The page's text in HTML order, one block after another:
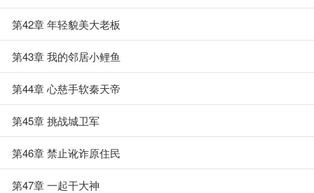
第42章 年轻貌美大老板
第43章 我的邻居小鲤鱼
第44章 心慈手软秦天帝
第45章 挑战城卫军
第46章 禁止讹诈原住民
第47章 一起干大神